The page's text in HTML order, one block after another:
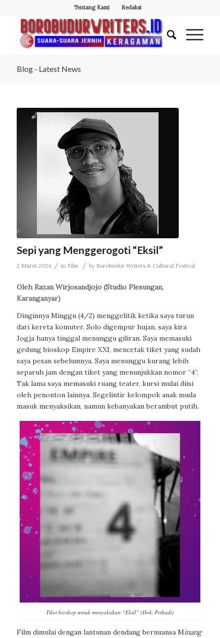
Tentang Kami Redaksi
Blog - Latest News
Sepi yang Menggerogoti “Eksil”
2 Maret 2024 / in Film / by Borobudur Writers & Cultural Festival
Oleh Razan Wirjosandjojo (Studio Plesungan,
Karanganyar)
Dinginnya Minggu (4/2) menggelitik ketika saya turun
dari kereta komuter. Solo digempur hujan, saya kira
Jogja hanya tinggal menunggu giliran. Saya memasuki
gedung bioskop Empire XXI, mencetak tiket yang sudah
saya pesan sebelumnya. Saya menunggu kurang lebih
separuh jam dengan tiket yang menunjukkan nomor “4”.
Tak lama saya memasuki ruang teater, kursi mulai diisi
oleh penonton lainnya. Segelintir kelompok anak muda
masuk menyaksikan, namun kebanyakan berambut putih.
Tiket bioskop untuk menyaksikan “Eksil” (Dok. Pribadi)
Film dimulai dengan lantunan dendang bernuansa Minang